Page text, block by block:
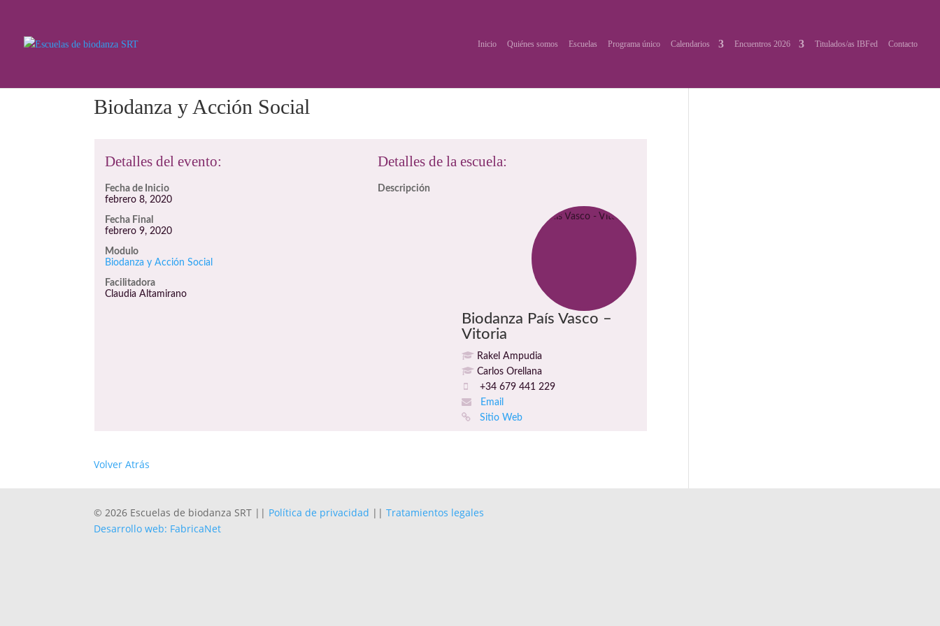
Inicio Quiénes somos Escuelas Programa único Calendarios Encuentros 2026 Titulados/as IBFed Contacto
Biodanza y Acción Social
Detalles del evento:
Fecha de Inicio
febrero 8, 2020
Fecha Final
febrero 9, 2020
Modulo
Biodanza y Acción Social
Facilitadora
Claudia Altamirano
Detalles de la escuela:
Descripción
Biodanza País Vasco –
Vitoria
Rakel Ampudia
Carlos Orellana
+34 679 441 229
Email
Sitio Web
Volver Atrás
© 2026 Escuelas de biodanza SRT || Política de privacidad ||Tratamientos legales
Desarrollo web: FabricaNet